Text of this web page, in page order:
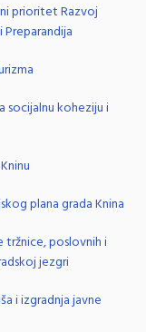
prioritet Razvoj
socijalnu koheziju i
plana grada Knina
tržnice, poslovnih i
jezgri
i izgradnja javne